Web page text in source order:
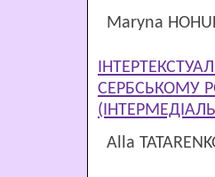
Maryna
СЕРБСЬКОМУ
Alla